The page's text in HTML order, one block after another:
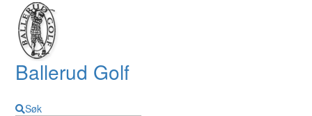
Ballerud Golf
Søk